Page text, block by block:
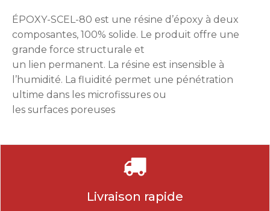
ÉPOXY-SCEL-80 est une résine d’époxy à deux
composantes, 100% solide. Le produit offre une
grande force structurale et
un lien permanent. La résine est insensible à
l’humidité. La fluidité permet une pénétration
ultime dans les microfissures ou
les surfaces poreuses
Livraison rapide